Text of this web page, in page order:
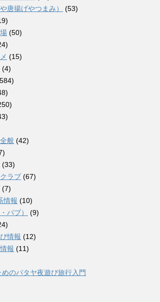
唐揚げやつまみ）
(53)
(50)
(15)
(4)
般 (42)
(33)
ラブ (67)
(7)
情報 (10)
パブ）
(9)
情報 (12)
報 (11)
のパタヤ夜遊び旅行入門